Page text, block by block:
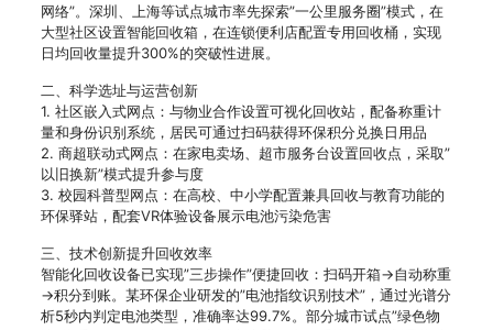
网络”。深圳、上海等试点城市率先探索”一公里服务圈”模式，在
大型社区设置智能回收箱，在连锁便利店配置专用回收桶，实现
日均回收量提升300%的突破性进展。
二、科学选址与运营创新
1. 社区嵌入式网点：与物业合作设置可视化回收站，配备称重计
量和身份识别系统，居民可通过扫码获得环保积分兑换日用品
2. 商超联动式网点：在家电卖场、超市服务台设置回收点，采取”
以旧换新”模式提升参与度
3. 校园科普型网点：在高校、中小学配置兼具回收与教育功能的
环保驿站，配套VR体验设备展示电池污染危害
三、技术创新提升回收效率
智能化回收设备已实现”三步操作”便捷回收：扫码开箱→自动称重
→积分到账。某环保企业研发的”电池指纹识别技术”，通过光谱分
析5秒内判定电池类型，准确率达99.7%。部分城市试点”绿色物